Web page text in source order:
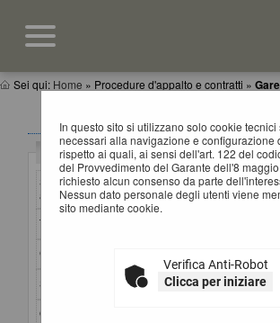
Sei qui: Home » Procedure d'appalto e contratti »
In questo sito si utilizzano solo cookie tecnici
necessari alla navigazione e configurazione
rispetto ai quali, ai sensi dell'art. 122 del
del Provvedimento del Garante dell'8
richiesto alcun consenso da parte
Nessun dato personale degli utenti viene
sito mediante cookie.
Verifica Anti-Robot
Clicca per iniziare
GARE E PROCEDURE
Criteri di ricerca
Stazione
appaltante :
Titolo :
CIG :
Stato :
Ordina per :